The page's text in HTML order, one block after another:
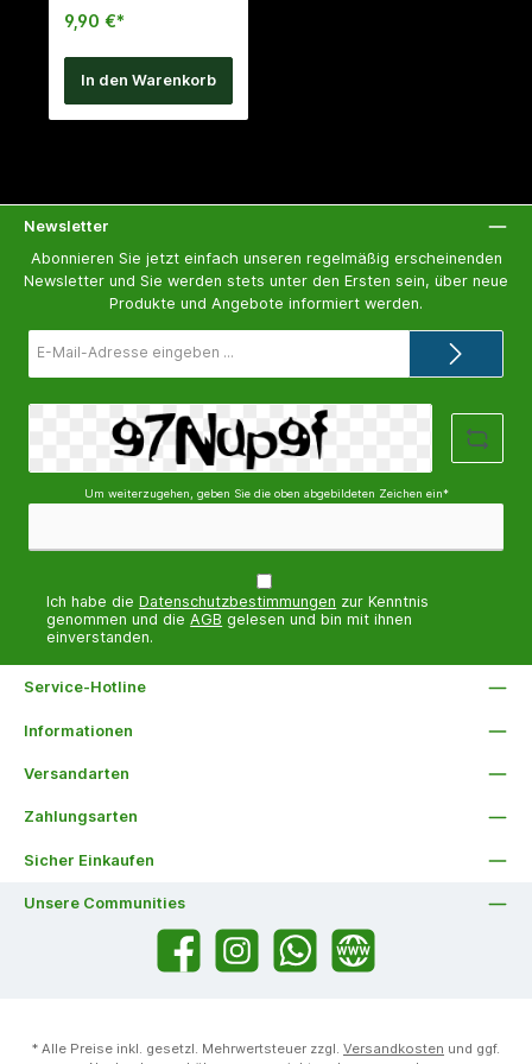
Reptilieneier, die ein
niedriges oder
haben (z.B. zum
die Luftfeuchtigkeit auf
stabililsiert wärmeisolier
end keimfrei
9,90 €*
In den Warenkorb
Newsletter
Abonnieren Sie jetzt einfach unseren regelmäßig erscheinenden
Newsletter und Sie werden stets unter den Ersten sein, über neue
Produkte und Angebote informiert werden.
Mail-
Um weiterzugehen, geben Sie die oben abgebildeten Zeichen ein*
Ich habe dieDatenschutzbestimmungen zur Kenntnis
genommen und dieAGB gelesen und bin mit ihnen
einverstanden.
Informationen
Service-Hotline
Versandarten
Zahlungsarten
Sicher Einkaufen
Unsere Communities
Facebook InstagramWhatsAppWebsite
* Alle Preise inkl. gesetzl. Mehrwertsteuer zzgl. Versandkosten und ggf.